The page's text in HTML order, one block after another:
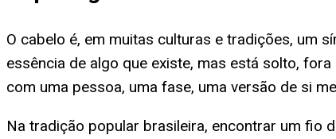
O cabelo é, em muitas culturas e tradições, um
essência de algo que existe, mas está solto,
com uma pessoa, uma fase, uma versão de si
Na tradição popular brasileira, encontrar um fio